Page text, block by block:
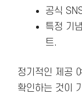
공식
특정 기
트.
정기적인 제공
확인하는 것이